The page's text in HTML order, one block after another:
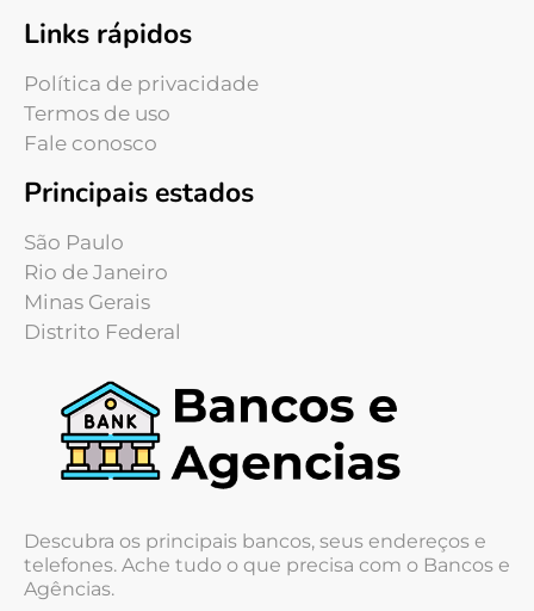
Links rápidos
Política de privacidade
Termos de uso
Fale conosco
Principais estados
São Paulo
Rio de Janeiro
Minas Gerais
Distrito Federal
Descubra os principais bancos, seus endereços e
telefones. Ache tudo o que precisa com o Bancos e
Agências.